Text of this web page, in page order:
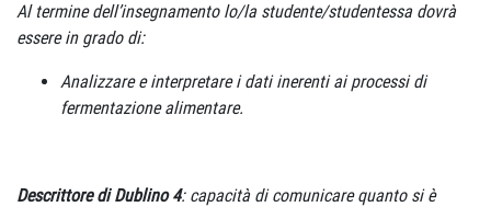
Al termine dell’insegnamento lo/la studente/studentessa dovrà
essere in grado di:
Analizzare e interpretare i dati inerenti ai processi di
fermentazione alimentare.
Descrittore di Dublino 4: capacità di comunicare quanto si è